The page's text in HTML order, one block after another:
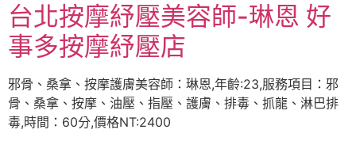
台北按摩紓壓美容師-琳恩 好
事多按摩紓壓店
邪骨、桑拿、按摩護膚美容師：琳恩,年齡:23,服務項目：邪
骨、桑拿、按摩、油壓、指壓、護膚、排毒、抓龍、淋巴排
毒,時間：60分,價格NT:2400